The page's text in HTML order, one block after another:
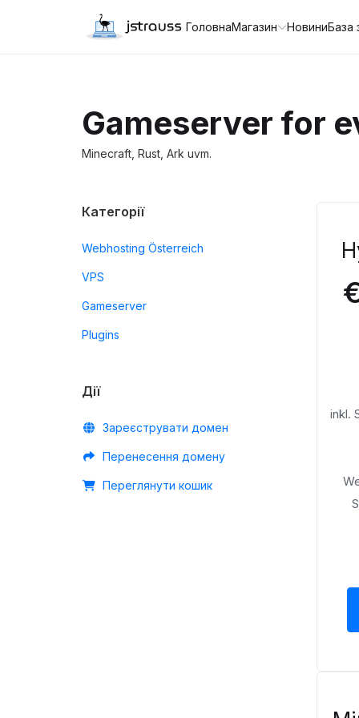
ГоловнаМагазин НовиниБаза
Gameserver for
Minecraft, Rust, Ark uvm.
Категорії
Webhosting Österreich
VPS
Gameserver
Plugins
Дії
Зареєструвати домен
Перенесення домену
Переглянути кошик
inkl.